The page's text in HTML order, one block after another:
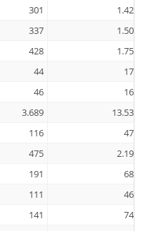
301
1.422
337
1.507
428
1.757
44
173
46
167
3.689
13.538
116
470
475
2.194
191
685
111
465
141
744